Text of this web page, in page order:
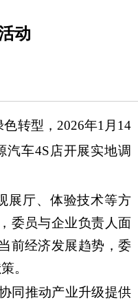
动
转型，2026年1月14
车4S店开展实地调
展厅、体验技术等方
委员与企业负责人面
前经济发展趋势，委
。
同推动产业升级提供